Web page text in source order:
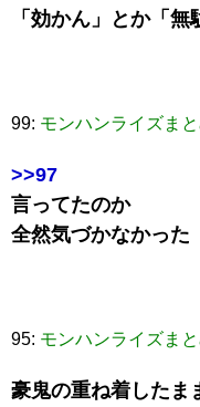
「効かん」とか「
99: モンハンライズま
>>97
言ってたのか
全然気づかなかった
95: モンハンライズま
豪鬼の重ね着したま